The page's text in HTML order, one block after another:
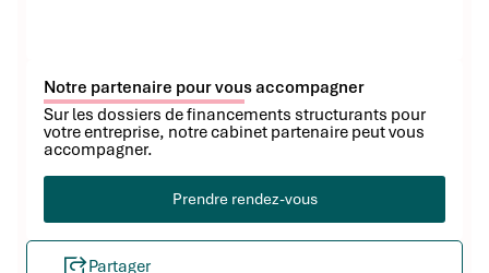
Notre partenaire pour vous accompagner
Sur les dossiers de financements structurants pour
votre entreprise, notre cabinet partenaire peut vous
accompagner.
Prendre rendez-vous
Partager